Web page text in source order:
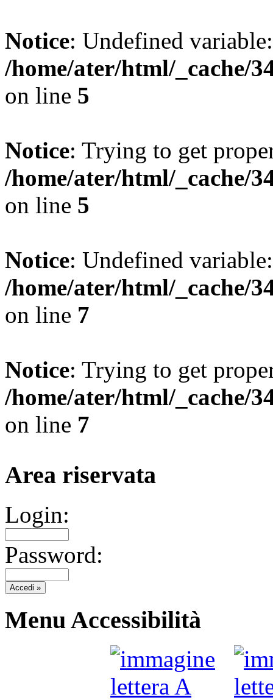
Notice: Undefined
/home/ater/html/_cache/
on line 5
Notice: Trying to get
/home/ater/html/_cache/
on line 5
Notice: Undefined
/home/ater/html/_cache/
on line 7
Notice: Trying to get
/home/ater/html/_cache/
on line 7
Area riservata
Login:
Password:
Menu Accessibilità